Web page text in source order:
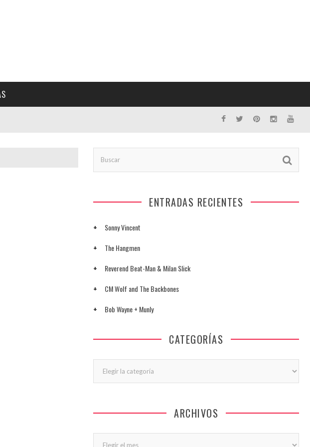
ENTRADAS RECIENTES
Sonny Vincent
The Hangmen
Reverend Beat-Man & Milan Slick
CM Wolf and The Backbones
Bob Wayne + Munly
CATEGORÍAS
ARCHIVOS